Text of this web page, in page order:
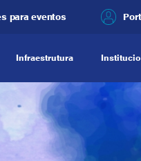
para eventos
Infraestrutura